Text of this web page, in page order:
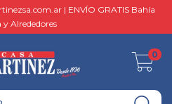
| ENVÍO GRATIS Bahía
y Alrededores
0